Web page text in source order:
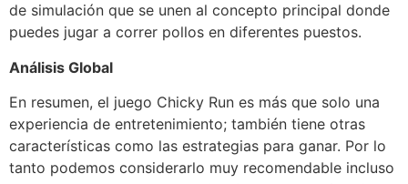
de simulación que se unen al concepto principal donde
puedes jugar a correr pollos en diferentes puestos.
Análisis Global
En resumen, el juego Chicky Run es más que solo una
experiencia de entretenimiento; también tiene otras
características como las estrategias para ganar. Por lo
tanto podemos considerarlo muy recomendable incluso